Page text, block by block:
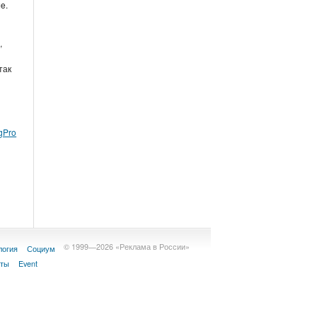
© 1999—2026 «Реклама в России»
Социум
Event